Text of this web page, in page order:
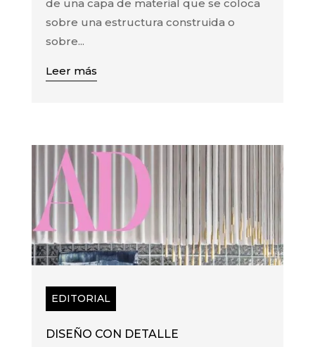
de una capa de material que se coloca
sobre una estructura construida o
sobre...
Leer más
EDITORIAL
DISEÑO CON DETALLE